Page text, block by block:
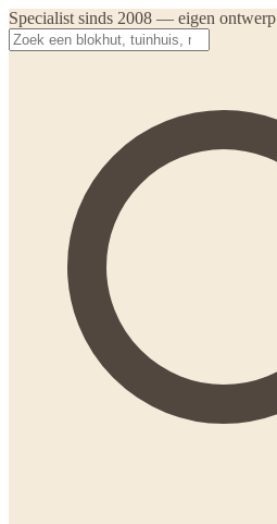
Specialist sinds 2008 — eigen ontwerp